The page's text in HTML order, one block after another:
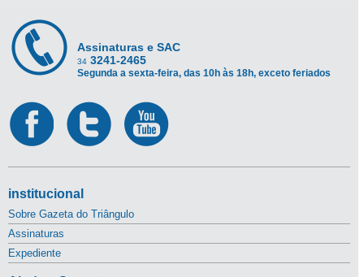
Assinaturas e SAC
34 3241-2465
Segunda a sexta-feira, das 10h às 18h, exceto feriados
institucional
Sobre Gazeta do Triângulo
Assinaturas
Expediente